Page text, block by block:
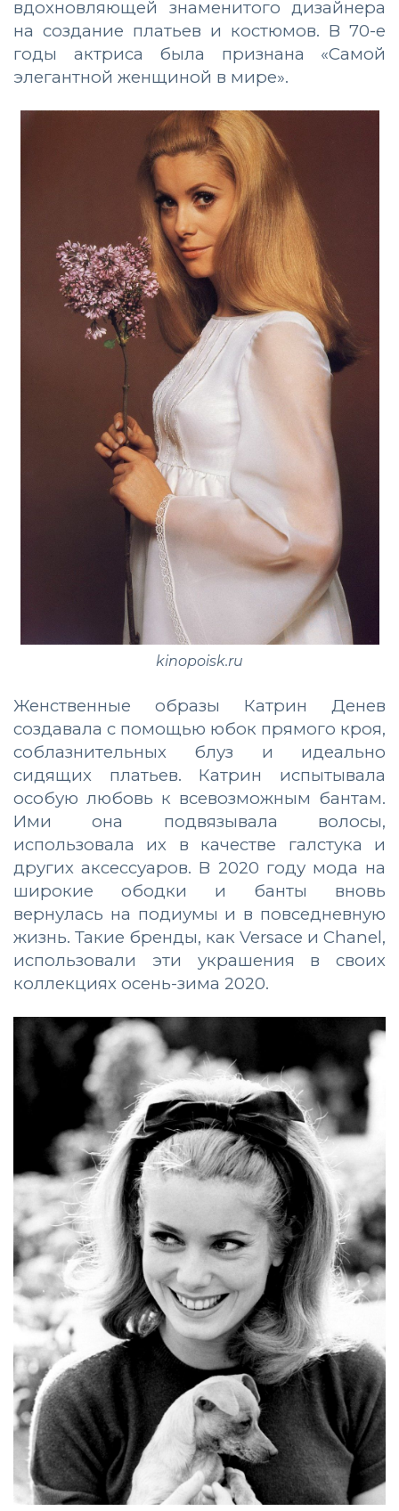
вдохновляющей знаменитого дизайнера
на создание платьев и костюмов. В 70-е
годы актриса была признана «Самой
элегантной женщиной в мире».
kinopoisk.ru
Женственные образы Катрин Денев
создавала с помощью юбок прямого кроя,
соблазнительных блуз и идеально
сидящих платьев. Катрин испытывала
особую любовь к всевозможным бантам.
Ими она подвязывала волосы,
использовала их в качестве галстука и
других аксессуаров. В 2020 году мода на
широкие ободки и банты вновь
вернулась на подиумы и в повседневную
жизнь. Такие бренды, как Versace и Chanel,
использовали эти украшения в своих
коллекциях осень-зима 2020.